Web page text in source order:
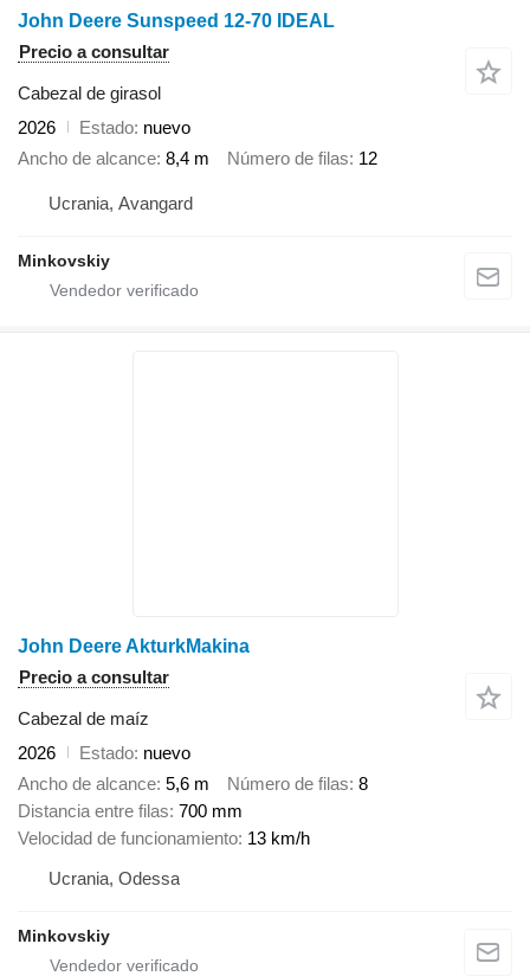
John Deere Sunspeed 12-70 IDEAL
Precio a consultar
Cabezal de girasol
2026
Estado nuevo
Ancho de alcance 8,4 m Número de filas 12
Ucrania, Avangard
Minkovskiy
John Deere AkturkMakina
Precio a consultar
Cabezal de maíz
2026
Estado nuevo
Ancho de alcance 5,6 m Número de filas 8
Distancia entre filas 700 mm
Velocidad de funcionamiento 13 km/h
Ucrania, Odessa
Minkovskiy